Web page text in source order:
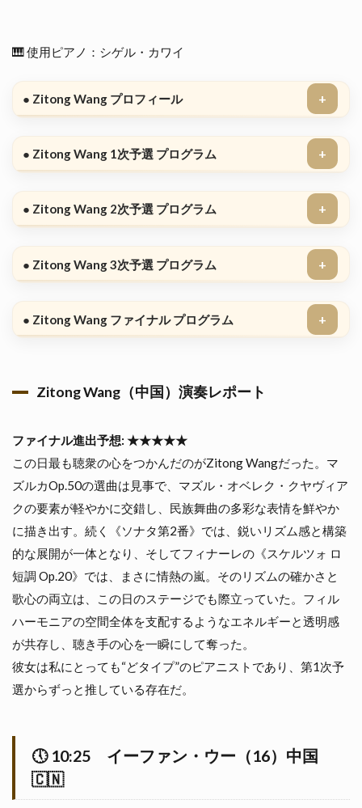
🇵🇱
Alexewicz（ポ
ーランド）演
2.3
ケヴィ
ン・チ
カナダ
2.3.1
Kevin
ト
🕔
エリッ
ク・ル
（27）
アメリ
国🇺🇸
2.3.3
Eric
Lu（ア
カ）演
奏レポ
ート
🎹 使用ピアノ：シゲル・カワイ
● Zitong Wang プロフィール
● Zitong Wang 1次予選 プログラム
● Zitong Wang 2次予選 プログラム
● Zitong Wang 3次予選 プログラム
● Zitong Wang ファイナル プログラム
Zitong Wang（中国）演奏レポート
ファイナル進出予想: ★★★★★
この日最も聴衆の心をつかんだのがZitong Wangだった。マ
ズルカOp.50の選曲は見事で、マズル・オベレク・クヤヴィア
クの要素が軽やかに交錯し、民族舞曲の多彩な表情を鮮やか
に描き出す。続く《ソナタ第2番》では、鋭いリズム感と構築
的な展開が一体となり、そしてフィナーレの《スケルツォ ロ
短調 Op.20》では、まさに情熱の嵐。そのリズムの確かさと
歌心の両立は、この日のステージでも際立っていた。フィル
ハーモニアの空間全体を支配するようなエネルギーと透明感
が共存し、聴き手の心を一瞬にして奪った。
彼女は私にとっても“どタイプ”のピアニストであり、第1次予
選からずっと推している存在だ。
🕔 10:25 イーファン・ウー（16）中国
🇨🇳